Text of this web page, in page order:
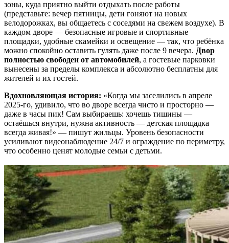
зоны, куда приятно выйти отдыхать после работы
(представьте: вечер пятницы, дети гоняют на новых
велодорожках, вы общаетесь с соседями на свежем воздухе). В
каждом дворе — безопасные игровые и спортивные
площадки, удобные скамейки и освещение — так, что ребёнка
можно спокойно оставить гулять даже после 9 вечера. Двор
полностью свободен от автомобилей, а гостевые парковки
вынесены за пределы комплекса и абсолютно бесплатны для
жителей и их гостей.
Вдохновляющая история: «Когда мы заселились в апреле
2025-го, удивило, что во дворе всегда чисто и просторно —
даже в часы пик! Сам выбираешь: хочешь тишины —
остаёшься внутри, нужна активность — детская площадка
всегда живая!» — пишут жильцы. Уровень безопасности
усиливают видеонаблюдение 24/7 и ограждение по периметру,
что особенно ценят молодые семьи с детьми.